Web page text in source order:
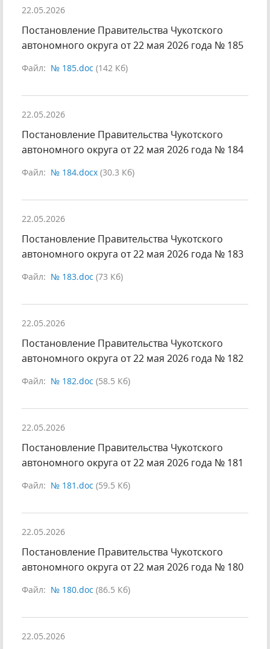
22.05.2026
Постановление Правительства Чукотского
автономного округа от 22 мая 2026 года № 185
Файл: № 185.doc (142 Кб)
22.05.2026
Постановление Правительства Чукотского
автономного округа от 22 мая 2026 года № 184
Файл: № 184.docx (30.3 Кб)
22.05.2026
Постановление Правительства Чукотского
автономного округа от 22 мая 2026 года № 183
Файл: № 183.doc (73 Кб)
22.05.2026
Постановление Правительства Чукотского
автономного округа от 22 мая 2026 года № 182
Файл: № 182.doc (58.5 Кб)
22.05.2026
Постановление Правительства Чукотского
автономного округа от 22 мая 2026 года № 181
Файл: № 181.doc (59.5 Кб)
22.05.2026
Постановление Правительства Чукотского
автономного округа от 22 мая 2026 года № 180
Файл: № 180.doc (86.5 Кб)
22.05.2026